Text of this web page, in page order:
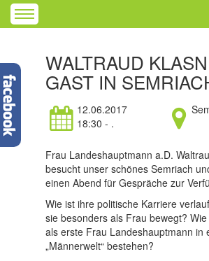
WALTRAUD
GAST IN
12.06.2017
18:30 - .
Frau Landeshauptmann a.D.
besucht unser schönes Semriach
einen Abend für Gespräche zur
Wie ist ihre politische Karriere
sie besonders als Frau bewegt?
als erste Frau Landeshauptmann in
„Männerwelt“ bestehen?